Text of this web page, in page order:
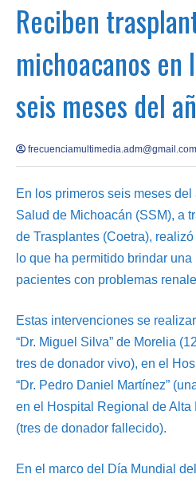
Reciben
michoacanos
seis meses del
frecuenciamultimedia.adm@gmail.com
En los primeros seis meses
Salud de Michoacán (SSM), a
de Trasplantes (Coetra),
lo que ha permitido brindar
pacientes con problemas
Estas intervenciones se
“Dr. Miguel Silva” de Morelia
tres de donador vivo), en el
“Dr. Pedro Daniel Martínez”
en el Hospital Regional de
(tres de donador fallecido).
En el marco del Día Mundial